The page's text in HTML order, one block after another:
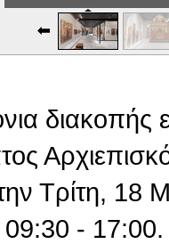
διακοπής
Τρίτη,
- 17:00.